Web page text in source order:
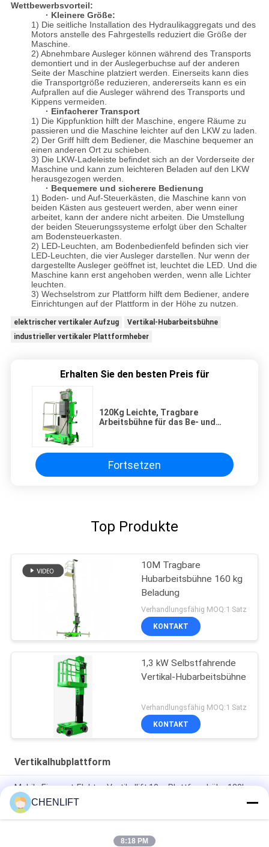
Wettbewerbsvorteil:
· Kleinere Größe:
1) Die seitliche Installation des Hydraulikaggregats und des
Motors anstelle des Fahrgestells reduziert die Größe der
Maschine.
2) Abnehmbare Ausleger können während des Transports
demontiert und in der Auslegerbuchse auf der anderen
Seite der Maschine platziert werden. Einerseits kann dies
die Transportgröße reduzieren, andererseits kann es ein
Aufprallen auf die Ausleger während des Transports und
Kippens vermeiden.
· Einfacherer Transport
1) Die Kippfunktion hilft der Maschine, engere Räume zu
passieren und die Maschine leichter auf den LKW zu laden.
2) Der Griff hilft dem Bediener, die Maschine bequemer an
einen anderen Ort zu schieben.
3) Die LKW-Ladeleiste befindet sich an der Vorderseite der
Maschine und kann zum leichteren Beladen auf den LKW
herausgezogen werden.
· Bequemere und sicherere Bedienung
1) Boden- und Auf-Steuerkästen, die Maschine kann von
beiden Kästen aus gesteuert werden, aber wenn einer
arbeitet, kann der andere nicht arbeiten. Die Umstellung
der beiden Steuerungssysteme erfolgt über den Schalter
am Bodensteuerkasten.
2) LED-Leuchten, am Bodenbedienfeld befinden sich vier
LED-Leuchten, die vier Ausleger darstellen. Nur wenn der
dargestellte Ausleger geöffnet ist, leuchtet die LED. Und die
Maschine kann erst angehoben werden, wenn alle Lichter
leuchten.
3) Wechselstrom zur Plattform hilft dem Bediener, andere
Einrichtungen auf der Plattform in der Höhe zu nutzen.
elektrischer vertikaler Aufzug
Vertikal-Hubarbeitsbühne
industrieller vertikaler Plattformheber
Erhalten Sie den besten Preis für
120Kg Leichte, Tragbare
Arbeitsbühne für das Be- und
Fortsetzen
Top Produkte
10M Tragbare
Hubarbeitsbühne 160 kg
Beladung
Verhandlungsfähig MOQ:1 Satz
KONTAKT
1,3 kW Selbstfahrende
Vertikal-Hubarbeitsbühne
Verhandlungsfähig MOQ:1 Satz
KONTAKT
Vertikalhubplattform
Mobile Einmast-Elektro-Vertikallift 10m Plattformhöhe 130kg
Tragfähigkeit
Doppelmast-Handhub-Vertikalhubarbeitsbühne für 10 m
CHENLIFT
8:18 PM